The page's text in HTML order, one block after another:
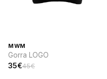
MWM
Gorra LOGO
35€45€